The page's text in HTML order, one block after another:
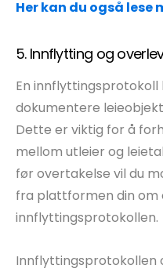
Her kan du også
5. Innflytting og
En
dokumentere
Dette er viktig for å
mellom utleier og
før overtakelse vil du
fra plattformen din om
innflyttingsprotokollen.
Innflyttingsprotokollen